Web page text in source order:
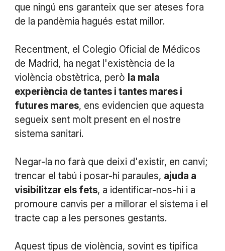
que ningú ens garanteix que ser ateses fora
de la pandèmia hagués estat millor.
Recentment, el Colegio Oficial de Médicos
de Madrid, ha negat l'existència de la
violència obstètrica, però la mala
experiència de tantes i tantes mares i
futures mares, ens evidencien que aquesta
segueix sent molt present en el nostre
sistema sanitari.
Negar-la no farà que deixi d'existir, en canvi;
trencar el tabú i posar-hi paraules, ajuda a
visibilitzar els fets, a identificar-nos-hi i a
promoure canvis per a millorar el sistema i el
tracte cap a les persones gestants.
Aquest tipus de violència, sovint es tipifica